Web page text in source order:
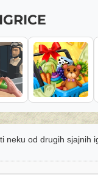
neku od drugih sjajnih